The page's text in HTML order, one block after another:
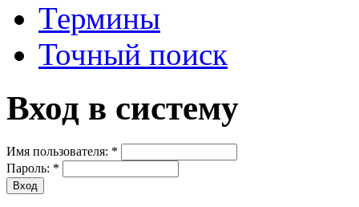
Термины
Точный поиск
Вход в систему
Имя пользователя: *
Пароль: *